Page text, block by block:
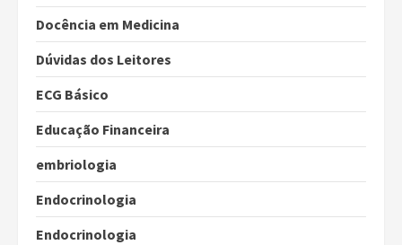
Docência em Medicina
Dúvidas dos Leitores
ECG Básico
Educação Financeira
embriologia
Endocrinologia
Endocrinologia